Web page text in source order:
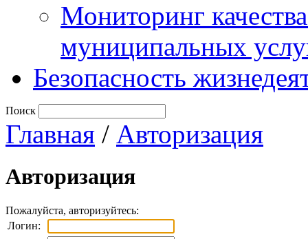
Мониторинг
муниципальных
Безопасность
Поиск
Главная / Авторизация
Авторизация
Пожалуйста, авторизуйтесь:
Логин: